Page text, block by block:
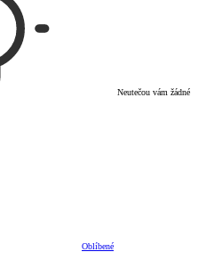
Neutečou vám žádné
Oblíbené